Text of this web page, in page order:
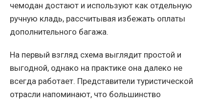
чемодан достают и используют как отдельную
ручную кладь, рассчитывая избежать оплаты
дополнительного багажа.
На первый взгляд схема выглядит простой и
выгодной, однако на практике она далеко не
всегда работает. Представители туристической
отрасли напоминают, что большинство